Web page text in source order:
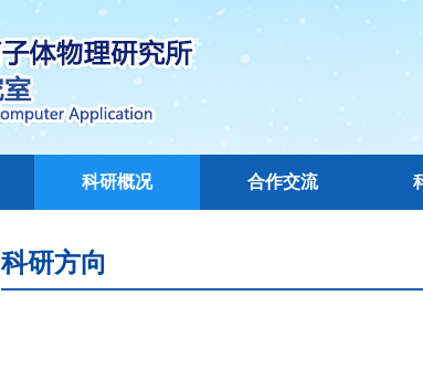
科研概况 合作交流
科研方向